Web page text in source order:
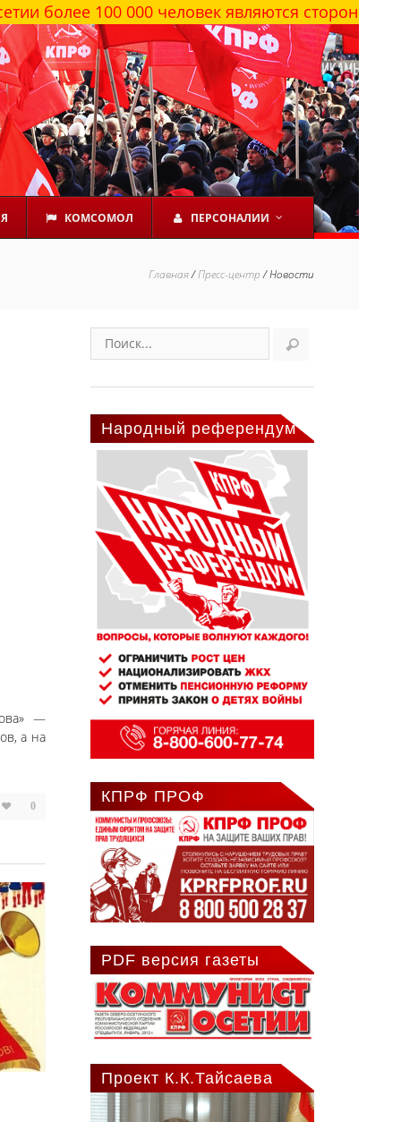
100 000 человек являются сторонниками КПРФ
КОМСОМОЛ ПЕРСОНАЛИИ
Главная/Пресс-центр/Новости
—
а на
0
Народный референдум
КПРФ ПРОФ
PDF версия газеты
Проект К.К.Тайсаева